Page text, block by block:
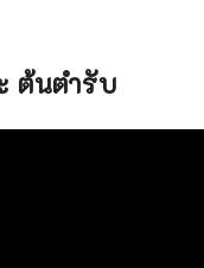
ต้นตำรับ